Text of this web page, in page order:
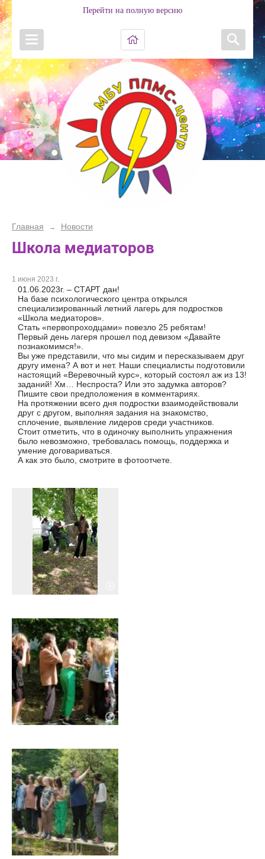
Перейти на полную версию
Главная → Новости
Школа медиаторов
1 июня 2023 г.
01.06.2023г. – СТАРТ дан!
На базе психологического центра открылся
специализированный летний лагерь для подростков
«Школа медиаторов».
Стать «первопроходцами» повезло 25 ребятам!
Первый день лагеря прошел под девизом «Давайте
познакомимся!».
Вы уже представили, что мы сидим и пересказываем друг
другу имена? А вот и нет. Наши специалисты подготовили
настоящий «Веревочный курс», который состоял аж из 13!
заданий! Хм… Неспроста? Или это задумка авторов?
Пишите свои предположения в комментариях.
На протяжении всего дня подростки взаимодействовали
друг с другом, выполняя задания на знакомство,
сплочение, выявление лидеров среди участников.
Стоит отметить, что в одиночку выполнить упражнения
было невозможно, требовалась помощь, поддержка и
умение договариваться.
А как это было, смотрите в фотоотчете.